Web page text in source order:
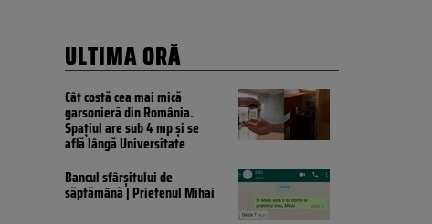
ULTIMA ORĂ
Cât costă cea mai mică
garsonieră din România.
Spațiul are sub 4 mp și se
află lângă Universitate
Bancul sfârșitului de
săptămână | Prietenul Mihai